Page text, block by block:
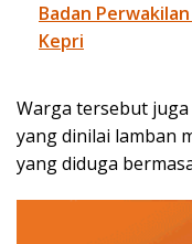
Badan
Kepri
Warga tersebut
yang dinilai lamban
yang diduga